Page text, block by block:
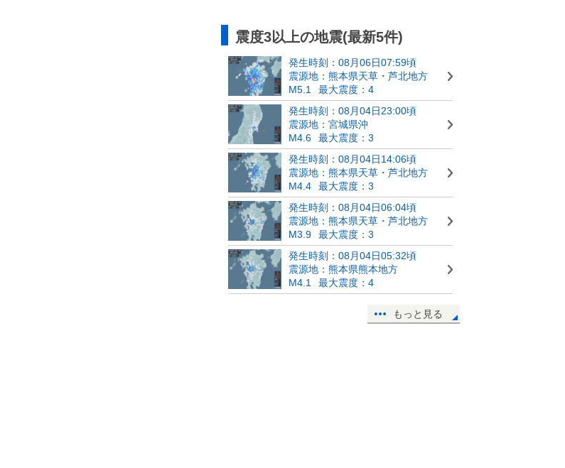
震度3以上の地震(最新5件)
発生時刻：08月06日07:59頃
震源地：熊本県天草・芦北地方
M5.1
最大震度：4
発生時刻：08月04日23:00頃
震源地：宮城県沖
M4.6
最大震度：3
発生時刻：08月04日14:06頃
震源地：熊本県天草・芦北地方
M4.4
最大震度：3
発生時刻：08月04日06:04頃
震源地：熊本県天草・芦北地方
M3.9
最大震度：3
発生時刻：08月04日05:32頃
震源地：熊本県熊本地方
M4.1
最大震度：4
もっと見る